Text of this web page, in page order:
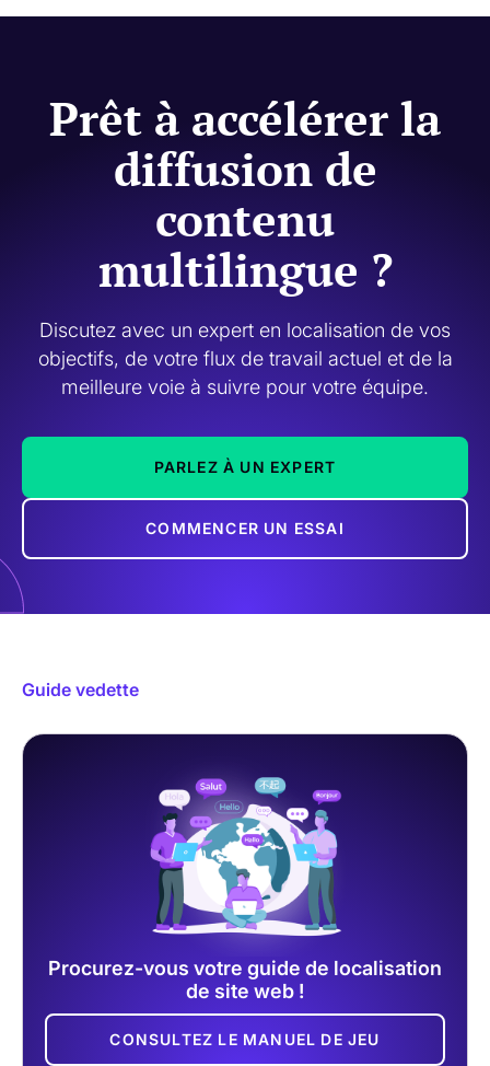
et la pertinence culturelle sont primordiaux.
Prêt à accélérer la
diffusion de
contenu
multilingue ?
Discutez avec un expert en localisation de vos
objectifs, de votre flux de travail actuel et de la
meilleure voie à suivre pour votre équipe.
PARLEZ À UN EXPERT
COMMENCER UN ESSAI
Guide vedette
Procurez-vous votre guide de localisation
de site web !
CONSULTEZ LE MANUEL DE JEU